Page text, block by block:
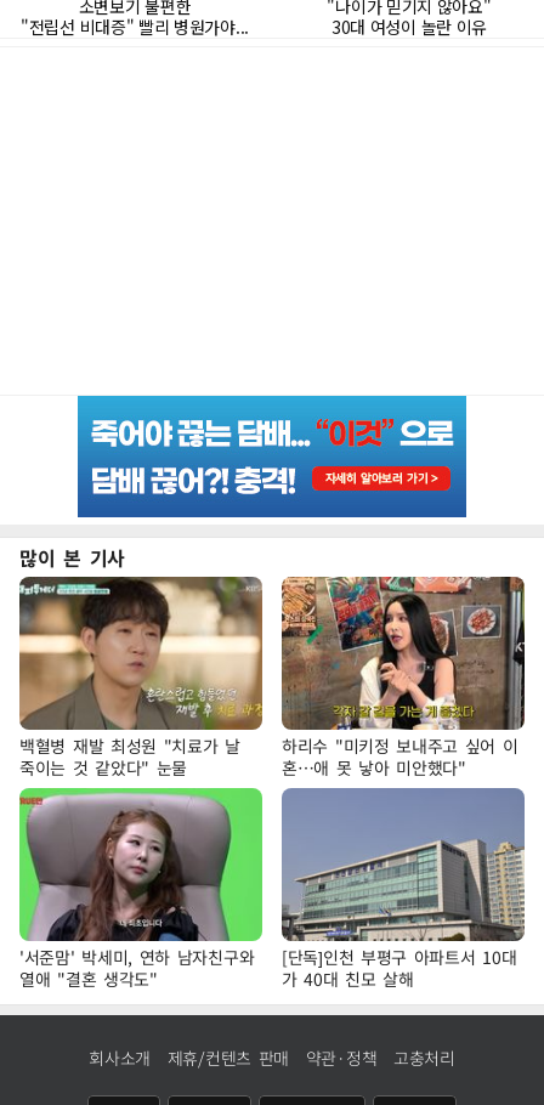
많이 본 기사
백혈병 재발 최성원 "치료가 날
죽이는 것 같았다" 눈물
하리수 "미키정 보내주고 싶어 이
혼…애 못 낳아 미안했다"
'서준맘' 박세미, 연하 남자친구와
열애 "결혼 생각도"
[단독]인천 부평구 아파트서 10대
가 40대 친모 살해
회사소개 제휴/컨텐츠 판매 약관·정책 고충처리